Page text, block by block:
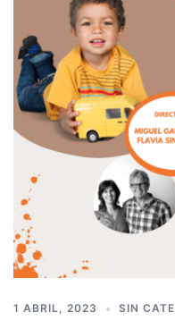
1 ABRIL, 2023 SIN